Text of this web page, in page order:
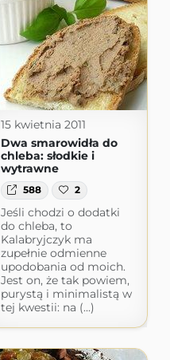
15 kwietnia 2011
Dwa smarowidła do
chleba: słodkie i
wytrawne
588 2
Jeśli chodzi o dodatki
do chleba, to
Kalabryjczyk ma
zupełnie odmienne
upodobania od moich.
Jest on, że tak powiem,
purystą i minimalistą w
tej kwestii: na (...)